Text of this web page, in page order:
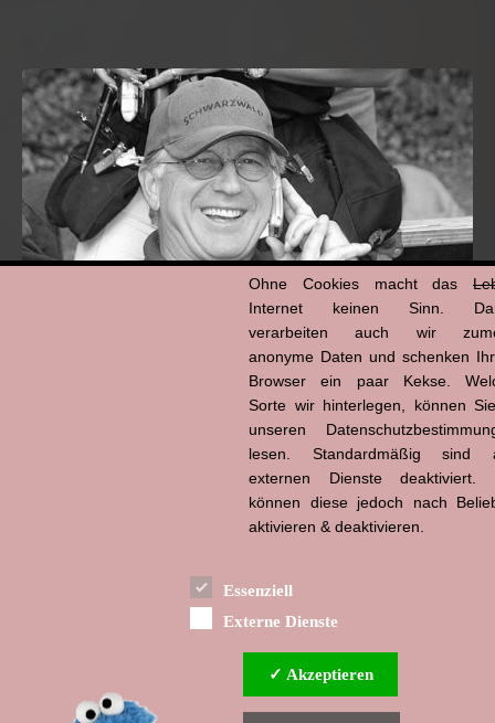
Ohne Cookies macht das
Internet keinen Sinn.
verarbeiten auch wir
anonyme Daten und schenken
Browser ein paar Kekse.
Sorte wir hinterlegen, können
unseren
lesen. Standardmäßig sind
externen Dienste deaktiviert.
können diese jedoch nach
aktivieren & deaktivieren.
Essenziell
Externe Dienste
✓ Akzeptieren